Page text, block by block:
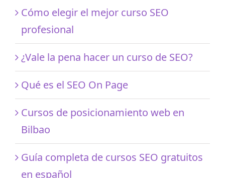
Cómo elegir el mejor curso SEO
profesional
¿Vale la pena hacer un curso de SEO?
Qué es el SEO On Page
Cursos de posicionamiento web en
Bilbao
Guía completa de cursos SEO gratuitos
en español